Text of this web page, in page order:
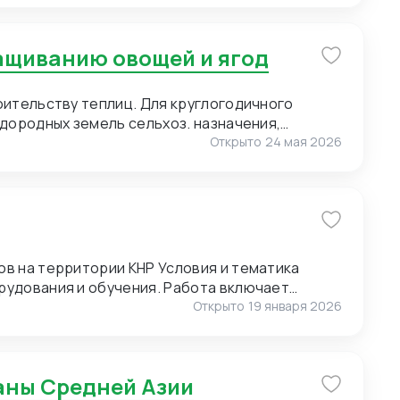
объемы. Возможно, нужен розничный
ассортимент пряжи. 4. Упаковка.
– премиальный. Широкие
овощей и ягод
теплиц. Для круглогодичного
земель сельхоз. назначения,
Открыто 24 мая 2026
КНР Условия и тематика
и обучения. Работа включает
и экскурсиях. Требуются переводчики для
проживание, питание и
Открыто 19 января 2026
Средней Азии